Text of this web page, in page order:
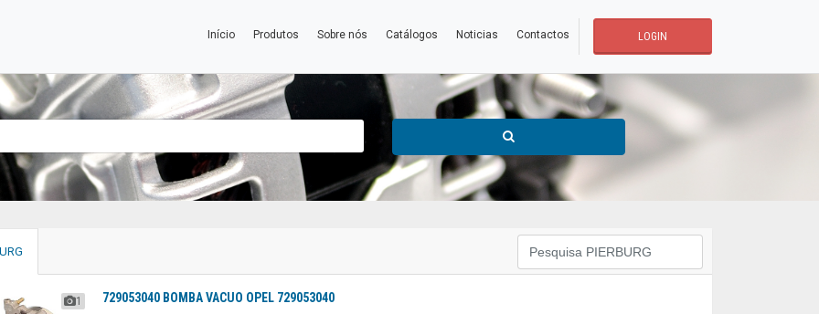
Início Produtos Sobre nós Catálogos Noticias Contactos LOGIN
1 729053040 BOMBA VACUO OPEL 729053040